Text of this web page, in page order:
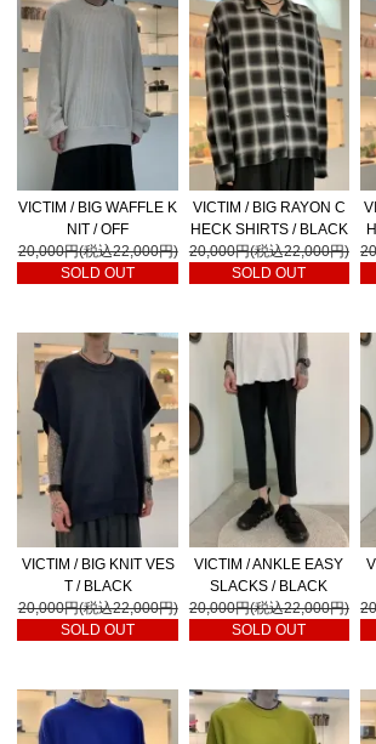
VICTIM / BIG WAFFLE K
NIT / OFF
20,000円(税込22,000円)
SOLD OUT
VICTIM / BIG RAYON C
HECK SHIRTS / BLACK
20,000円(税込22,000円)
SOLD OUT
VICTIM / BIG KNIT VES
T / BLACK
20,000円(税込22,000円)
SOLD OUT
VICTIM / ANKLE EASY
SLACKS / BLACK
20,000円(税込22,000円)
SOLD OUT